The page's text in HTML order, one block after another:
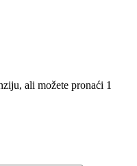
ali možete pronaći 1